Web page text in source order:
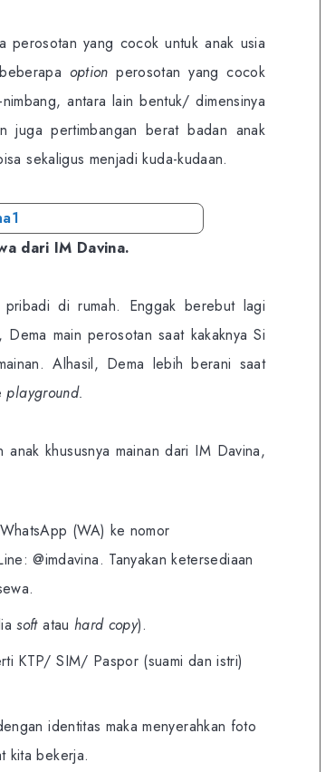
perosotan yang cocok untuk anak usia
option perosotan yang cocok
antara lain bentuk/ dimensinya
juga pertimbangan berat badan anak
sekaligus menjadi kuda-kudaan.
dari IM Davina.
di rumah. Enggak berebut lagi
Dema main perosotan saat kakaknya Si
Alhasil, Dema lebih berani saat
playground.
khususnya mainan dari IM Davina,
WhatsApp (WA) ke nomor
@imdavina. Tanyakan ketersediaan
softatau hard copy).
KTP/ SIM/ Paspor (suami dan istri)
identitas maka menyerahkan foto
kita bekerja.